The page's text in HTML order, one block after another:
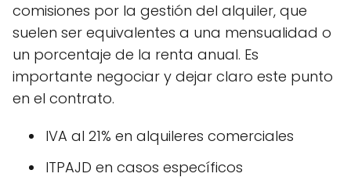
comisiones por la gestión del alquiler, que
suelen ser equivalentes a una mensualidad o
un porcentaje de la renta anual. Es
importante negociar y dejar claro este punto
en el contrato.
IVA al 21% en alquileres comerciales
ITPAJD en casos específicos